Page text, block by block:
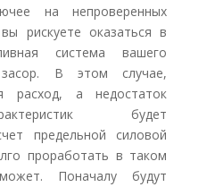
на непроверенных
рискуете оказаться в
система вашего
В этом случае,
расход, а недостаток
будет
предельной силовой
проработать в таком
Поначалу будут